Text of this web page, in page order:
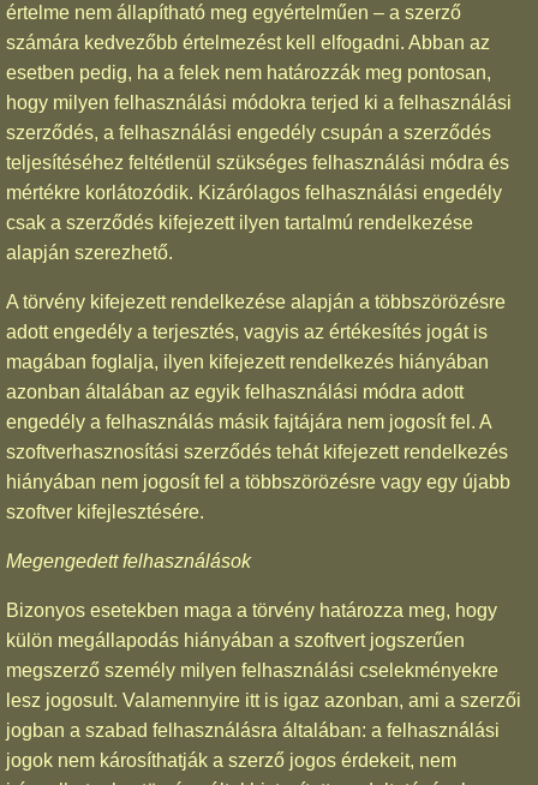
értelme nem állapítható meg egyértelműen – a szerző
számára kedvezőbb értelmezést kell elfogadni. Abban az
esetben pedig, ha a felek nem határozzák meg pontosan,
hogy milyen felhasználási módokra terjed ki a felhasználási
szerződés, a felhasználási engedély csupán a szerződés
teljesítéséhez feltétlenül szükséges felhasználási módra és
mértékre korlátozódik. Kizárólagos felhasználási engedély
csak a szerződés kifejezett ilyen tartalmú rendelkezése
alapján szerezhető.
A törvény kifejezett rendelkezése alapján a többszörözésre
adott engedély a terjesztés, vagyis az értékesítés jogát is
magában foglalja, ilyen kifejezett rendelkezés hiányában
azonban általában az egyik felhasználási módra adott
engedély a felhasználás másik fajtájára nem jogosít fel. A
szoftverhasznosítási szerződés tehát kifejezett rendelkezés
hiányában nem jogosít fel a többszörözésre vagy egy újabb
szoftver kifejlesztésére.
Megengedett felhasználások
Bizonyos esetekben maga a törvény határozza meg, hogy
külön megállapodás hiányában a szoftvert jogszerűen
megszerző személy milyen felhasználási cselekményekre
lesz jogosult. Valamennyire itt is igaz azonban, ami a szerzői
jogban a szabad felhasználásra általában: a felhasználási
jogok nem károsíthatják a szerző jogos érdekeit, nem